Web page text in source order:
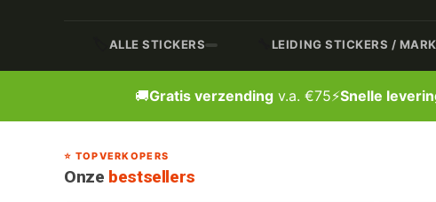
ALLE STICKERS LEIDING STICKERS /
🚚Gratis verzendingv.a. €75⚡Snelle
⭐ TOPVERKOPERS
Onze bestsellers